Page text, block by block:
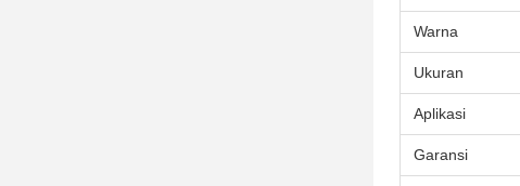
Warna
Ukuran
Aplikasi
Garansi